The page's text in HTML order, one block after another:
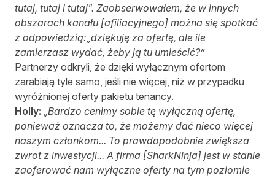
tutaj, tutaj i tutaj". Zaobserwowałem, że w innych
obszarach kanału [afiliacyjnego] można się spotkać
z odpowiedzią:„dziękuję za ofertę, ale ile
zamierzasz wydać, żeby ją tu umieścić?”
Partnerzy odkryli, że dzięki wyłącznym ofertom
zarabiają tyle samo, jeśli nie więcej, niż w przypadku
wyróżnionej oferty pakietu tenancy.
Holly: „Bardzo cenimy sobie tę wyłączną ofertę,
ponieważ oznacza to, że możemy dać nieco więcej
naszym członkom... To prawdopodobnie zwiększa
zwrot z inwestycji... A firma [SharkNinja] jest w stanie
zaoferować nam wyłączne oferty na tym poziomie